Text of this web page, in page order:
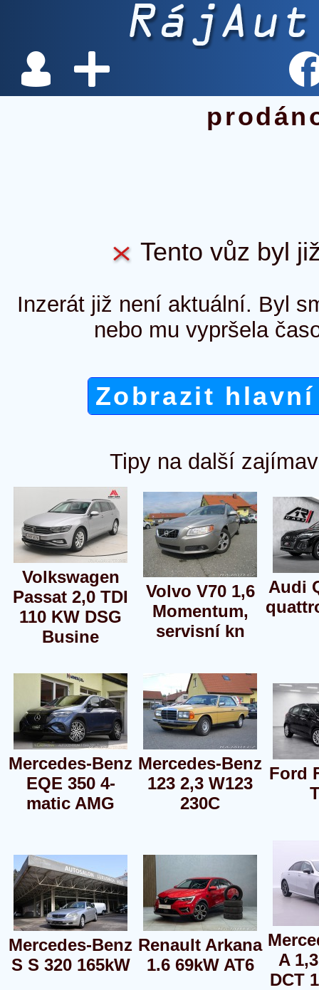
Tento vůz byl
Inzerát již není aktuální. Byl
nebo mu vypršela
Zobrazit
Tipy na další
Volkswagen
Passat 2,0 TDI
110 KW DSG
Busine
Volvo V70 1,6
Momentum,
servisní kn
Audi
Mercedes-Benz
EQE 350 4-
matic AMG
Mercedes-Benz
123 2,3 W123
230C
Ford
Mercedes-Benz
S S 320 165kW
Renault Arkana
1.6 69kW AT6
A
DCT